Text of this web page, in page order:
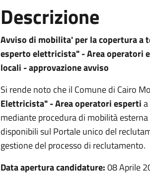
Descrizione
Avviso di mobilita' per la copertura a
esperto elettricista" - Area operatori
locali - approvazione avviso
Si rende noto che il Comune di Cairo
Elettricista" - Area operatori esperti
mediante procedura di mobilità
disponibili sul Portale unico del
gestione del processo di reclutamento.
Data apertura candidature:08 Aprile